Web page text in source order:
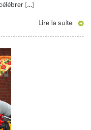
[…]
Lire la suite